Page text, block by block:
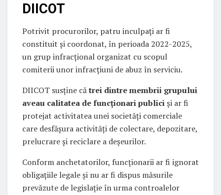
DIICOT
Potrivit procurorilor, patru inculpați ar fi
constituit și coordonat, în perioada 2022-2025,
un grup infracțional organizat cu scopul
comiterii unor infracțiuni de abuz în serviciu.
DIICOT susține cătrei dintre membrii grupului
aveau calitatea de funcționari publiciși ar fi
protejat activitatea unei societăți comerciale
care desfășura activități de colectare, depozitare,
prelucrare și reciclare a deșeurilor.
Conform anchetatorilor, funcționarii ar fi ignorat
obligațiile legale și nu ar fi dispus măsurile
prevăzute de legislație în urma controalelor